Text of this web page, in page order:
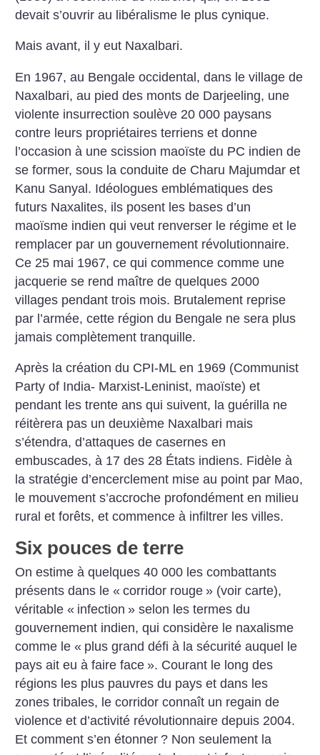
devait s’ouvrir au libéralisme le plus cynique.
Mais avant, il y eut Naxalbari.
En 1967, au Bengale occidental, dans le village de
Naxalbari, au pied des monts de Darjeeling, une
violente insurrection soulève 20 000 paysans
contre leurs propriétaires terriens et donne
l’occasion à une scission maoïste du PC indien de
se former, sous la conduite de Charu Majumdar et
Kanu Sanyal. Idéologues emblématiques des
futurs Naxalites, ils posent les bases d’un
maoïsme indien qui veut renverser le régime et le
remplacer par un gouvernement révolutionnaire.
Ce 25 mai 1967, ce qui commence comme une
jacquerie se rend maître de quelques 2000
villages pendant trois mois. Brutalement reprise
par l’armée, cette région du Bengale ne sera plus
jamais complètement tranquille.
Après la création du CPI-ML en 1969 (Communist
Party of India- Marxist-Leninist, maoïste) et
pendant les trente ans qui suivent, la guérilla ne
réitèrera pas un deuxième Naxalbari mais
s’étendra, d’attaques de casernes en
embuscades, à 17 des 28 États indiens. Fidèle à
la stratégie d’encerclement mise au point par Mao,
le mouvement s’accroche profondément en milieu
rural et forêts, et commence à infiltrer les villes.
Six pouces de terre
On estime à quelques 40 000 les combattants
présents dans le « corridor rouge » (voir carte),
véritable « infection » selon les termes du
gouvernement indien, qui considère le naxalisme
comme le « plus grand défi à la sécurité auquel le
pays ait eu à faire face ». Courant le long des
régions les plus pauvres du pays et dans les
zones tribales, le corridor connaît un regain de
violence et d’activité révolutionnaire depuis 2004.
Et comment s’en étonner ? Non seulement la